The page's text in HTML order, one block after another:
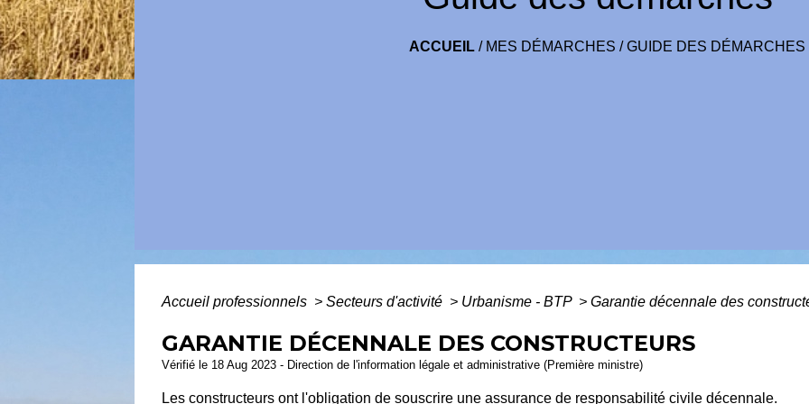
ACCUEIL/ MES DÉMARCHES /GUIDE DES DÉMARCHES
Accueil professionnels > Secteurs d'activité > Urbanisme - BTP > Garantie décennale des
GARANTIE DÉCENNALE DES CONSTRUCTEURS
Vérifié le 18 Aug 2023 - Direction de l'information légale et administrative (Première ministre)
Les constructeurs ont l'obligation de souscrire une assurance de responsabilité civile décennale.